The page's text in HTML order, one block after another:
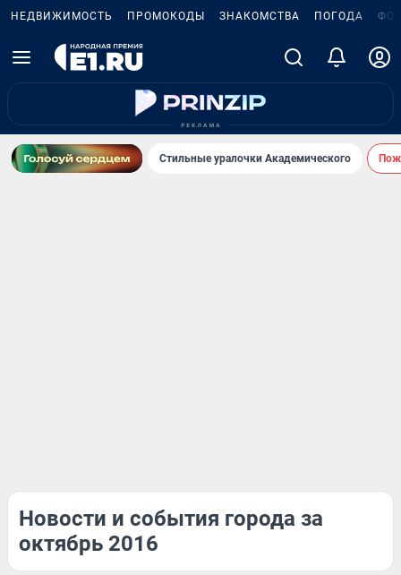
НЕДВИЖИМОСТЬ ПРОМОКОДЫ ЗНАКОМСТВА ПОГОДА
Стильные уралочки Академического
Новости и события города за
октябрь 2016